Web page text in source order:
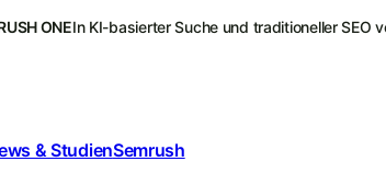
ONEIn KI-basierter Suche und traditioneller SEO
& StudienSemrush